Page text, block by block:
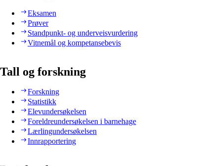
Eksamen
Prøver
Standpunkt- og underveisvurdering
Vitnemål og kompetansebevis
Tall og forskning
Forskning
Statistikk
Elevundersøkelsen
Foreldreundersøkelsen i barnehage
Lærlingundersøkelsen
Innrapportering